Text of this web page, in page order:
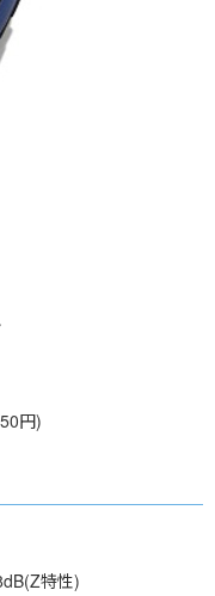
円)
特性)